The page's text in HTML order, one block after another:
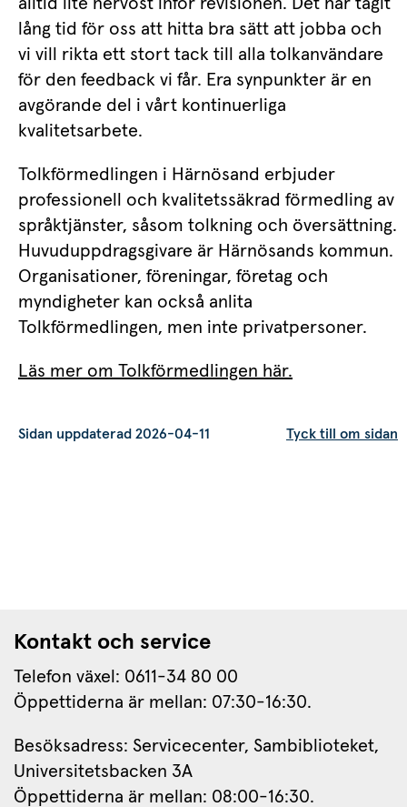
lång tid för oss att hitta bra sätt att jobba och
vi vill rikta ett stort tack till alla tolkanvändare
för den feedback vi får. Era synpunkter är en
avgörande del i vårt kontinuerliga
kvalitetsarbete.
Tolkförmedlingen i Härnösand erbjuder
professionell och kvalitetssäkrad förmedling av
språktjänster, såsom tolkning och översättning.
Huvuduppdragsgivare är Härnösands kommun.
Organisationer, föreningar, företag och
myndigheter kan också anlita
Tolkförmedlingen, men inte privatpersoner.
Läs mer om Tolkförmedlingen här.
Sidan uppdaterad 2026-04-11 Tyck till om sidan
Kontakt och service
Telefon växel: 0611-34 80 00
Öppettiderna är mellan: 07:30-16:30.
Besöksadress: Servicecenter, Sambiblioteket,
Universitetsbacken 3A
Öppettiderna är mellan: 08:00-16:30.